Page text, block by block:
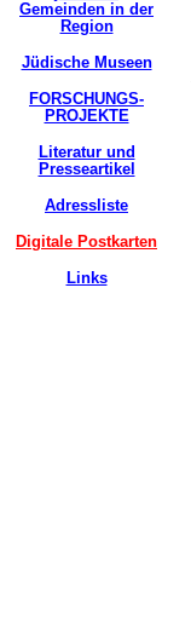
Gemeinden in der
Region
Jüdische Museen
FORSCHUNGS-
PROJEKTE
Literatur und
Presseartikel
Adressliste
Digitale Postkarten
Links